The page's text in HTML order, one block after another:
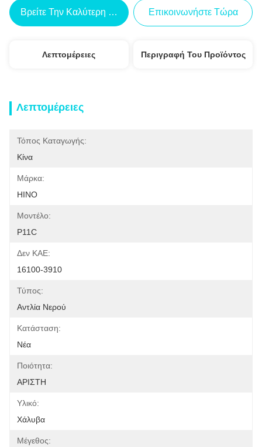
Βρείτε Την Καλύτερη Τιμή Επικοινωνήστε Τώρα
Λεπτομέρειες Περιγραφή Του Προϊόντος
Λεπτομέρειες
Τόπος Καταγωγής:
Κίνα
Μάρκα:
HINO
Μοντέλο:
P11C
Δεν ΚΑΕ:
16100-3910
Τύπος:
Αντλία Νερού
Κατάσταση:
Νέα
Ποιότητα:
ΑΡΙΣΤΗ
Υλικό:
Χάλυβα
Μέγεθος: